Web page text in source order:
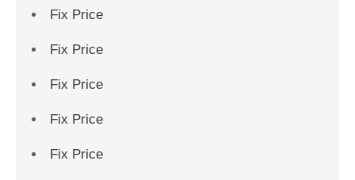
Fix Price
Fix Price
Fix Price
Fix Price
Fix Price